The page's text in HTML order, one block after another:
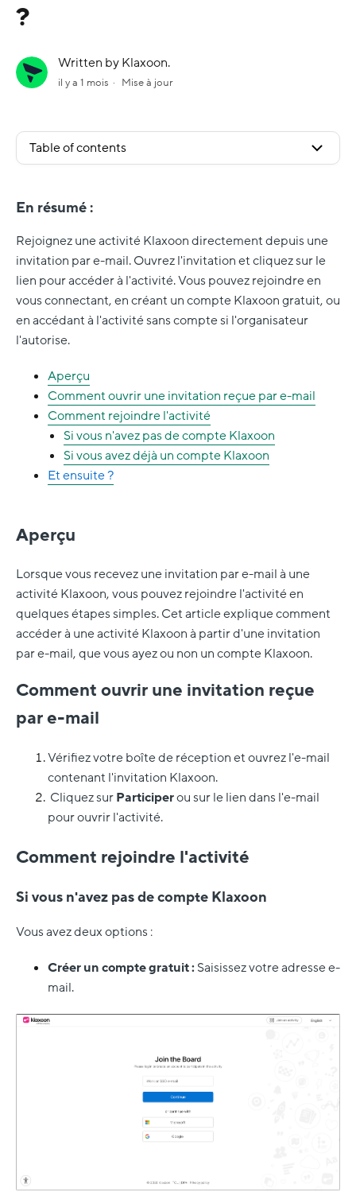
?
Written by Klaxoon.
il y a 1 mois Mise à jour
Table of contents
En résumé :
Rejoignez une activité Klaxoon directement depuis une
invitation par e-mail. Ouvrez l'invitation et cliquez sur le
lien pour accéder à l'activité. Vous pouvez rejoindre en
vous connectant, en créant un compte Klaxoon gratuit, ou
en accédant à l'activité sans compte si l'organisateur
l'autorise.
Aperçu
Comment ouvrir une invitation reçue par e-mail
Comment rejoindre l'activité
Si vous n'avez pas de compte Klaxoon
Si vous avez déjà un compte Klaxoon
Et ensuite?
Aperçu
Lorsque vous recevez une invitation par e-mail à une
activité Klaxoon, vous pouvez rejoindre l'activité en
quelques étapes simples. Cet article explique comment
accéder à une activité Klaxoon à partir d'une invitation
par e-mail, que vous ayez ou non un compte Klaxoon.
Comment ouvrir une invitation reçue
par e-mail
Vérifiez votre boîte de réception et ouvrez l'e-mail
contenant l'invitation Klaxoon.
Cliquez surParticiperou sur le lien dans l'e-mail
pour ouvrir l'activité.
Comment rejoindre l'activité
Si vous n'avez pas de compte Klaxoon
Vous avez deux options :
Créer un compte gratuit :Saisissez votre adresse e-
mail.